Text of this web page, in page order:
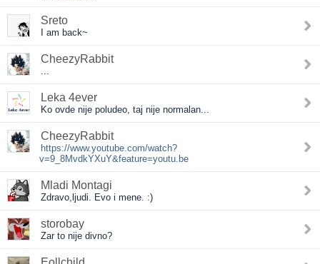
Sreto
I am back~
CheezyRabbit
...
Leka 4ever
Ko ovde nije poludeo, taj nije normalan...
CheezyRabbit
https://www.youtube.com/watch?
v=9_8MvdkYXuY&feature=youtu.be
Mladi Montagi
Zdravo,ljudi. Evo i mene. :)
storobay
Zar to nije divno?